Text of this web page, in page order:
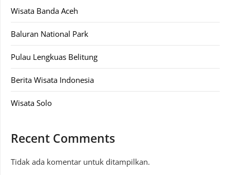
Wisata Banda Aceh
Baluran National Park
Pulau Lengkuas Belitung
Berita Wisata Indonesia
Wisata Solo
Recent Comments
Tidak ada komentar untuk ditampilkan.